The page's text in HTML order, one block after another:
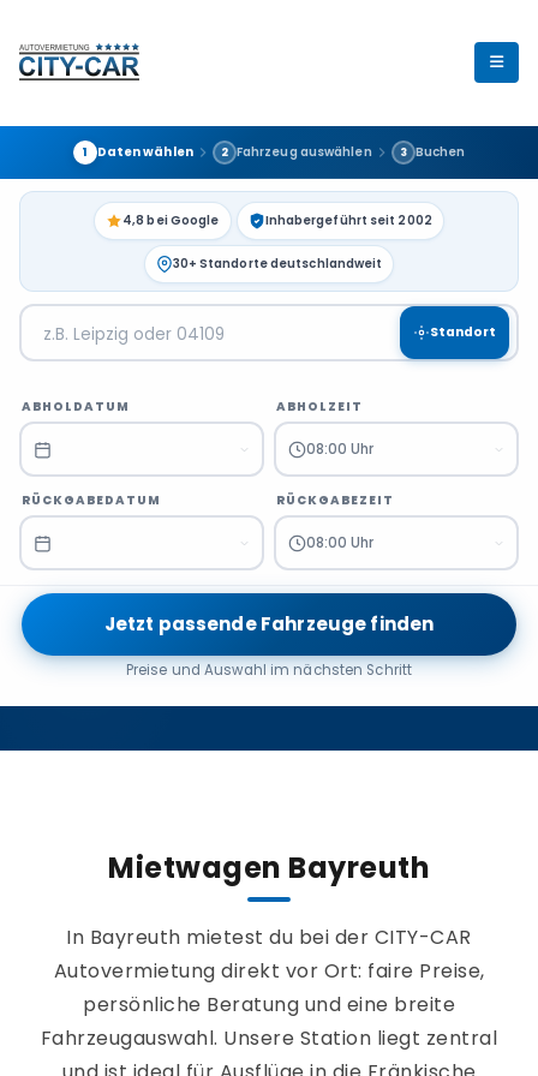
1 Daten wählen 2 Fahrzeug auswählen 3 Buchen
4,8 bei Google Inhabergeführt seit 2002
30+ Standorte deutschlandweit
Standort
ABHOLDATUM ABHOLZEIT
08:00 Uhr
RÜCKGABEDATUM RÜCKGABEZEIT
08:00 Uhr
Jetzt passende Fahrzeuge finden
Preise und Auswahl im nächsten Schritt
Mietwagen Bayreuth
In Bayreuth mietest du bei der CITY-CAR
Autovermietung direkt vor Ort: faire Preise,
persönliche Beratung und eine breite
Fahrzeugauswahl. Unsere Station liegt zentral